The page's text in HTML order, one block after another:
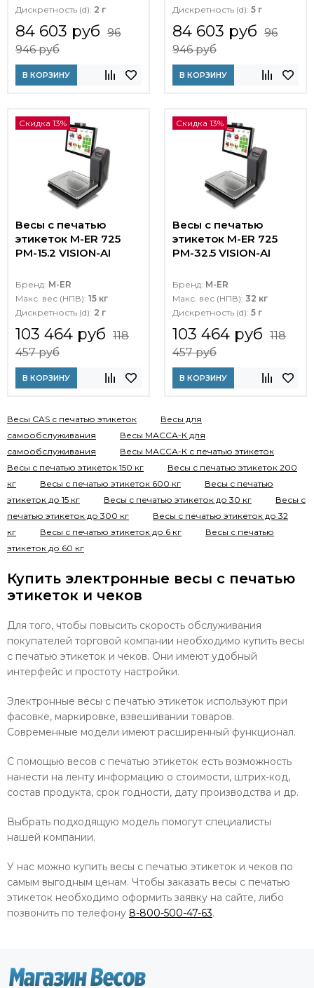
Дискретность (d): 2 г
84 603 руб 96
946 руб
В КОРЗИНУ
Дискретность (d): 5 г
84 603 руб 96
946 руб
В КОРЗИНУ
Скидка 13%
Весы с печатью
этикеток M-ER 725
PM-15.2 VISION-AI
Бренд: M-ER
Макс. вес (НПВ): 15 кг
Дискретность (d): 2 г
103 464 руб 118
457 руб
В КОРЗИНУ
Скидка 13%
Весы с печатью
этикеток M-ER 725
PM-32.5 VISION-AI
Бренд: M-ER
Макс. вес (НПВ): 32 кг
Дискретность (d): 5 г
103 464 руб 118
457 руб
В КОРЗИНУ
Весы CAS с печатью этикеток
Весы для
самообслуживания
Весы МАССА-К для
самообслуживания
Весы МАССА-К с печатью этикеток
Весы с печатью этикеток 150 кг
Весы с печатью этикеток 200
кг
Весы с печатью этикеток 600 кг
Весы с печатью
этикеток до 15 кг
Весы с печатью этикеток до 30 кг
Весы с
печатью этикеток до 300 кг
Весы с печатью этикеток до 32
кг
Весы с печатью этикеток до 6 кг
Весы с печатью
этикеток до 60 кг
Купить электронные весы с печатью
этикеток и чеков
Для того, чтобы повысить скорость обслуживания
покупателей торговой компании необходимо купить весы
с печатью этикеток и чеков. Они имеют удобный
интерфейс и простоту настройки.
Электронные весы с печатью этикеток используют при
фасовке, маркировке, взвешивании товаров.
Современные модели имеют расширенный функционал.
С помощью весов с печатью этикеток есть возможность
нанести на ленту информацию о стоимости, штрих-код,
состав продукта, срок годности, дату производства и др.
Выбрать подходящую модель помогут специалисты
нашей компании.
У нас можно купить весы с печатью этикеток и чеков по
самым выгодным ценам. Чтобы заказать весы с печатью
этикеток необходимо оформить заявку на сайте, либо
позвонить по телефону 8-800-500-47-63.